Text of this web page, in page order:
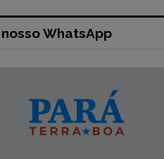
WhatsApp